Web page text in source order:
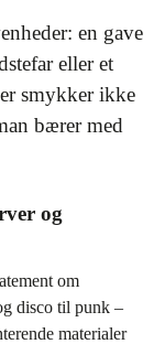
en gave
eller et
smykker ikke
bærer med
og
om
disco til punk –
materialer